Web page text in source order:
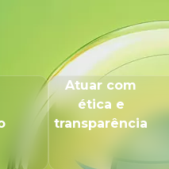
Atuar com
ética e
transparência